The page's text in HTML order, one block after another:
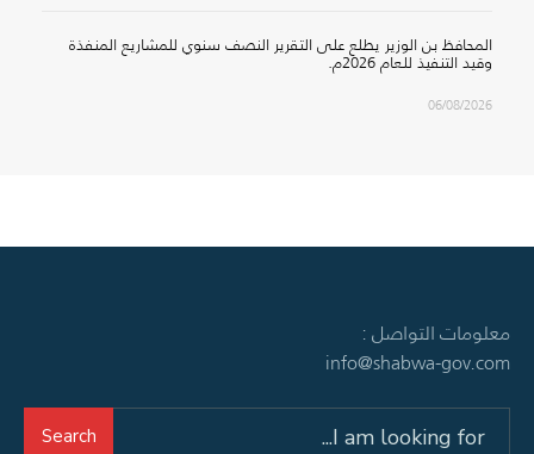
المحافظ بن الوزير يطلع على التقرير النصف سنوي للمشاريع المنفذة
وقيد التنفيذ للعام 2026م.
06/08/2026
معلومات التواصل :
info@shabwa-gov.com
Search